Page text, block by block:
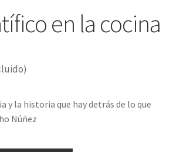
en la cocina
y la historia que hay detrás de lo que
Núñez